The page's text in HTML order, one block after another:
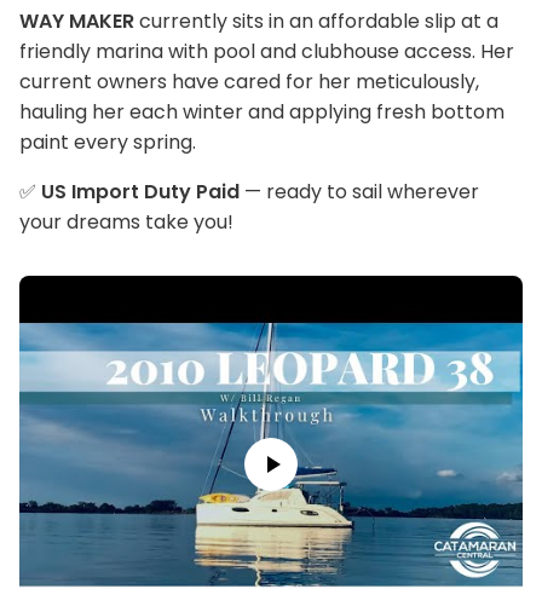
WAY MAKERcurrently sits in an affordable slip at a
friendly marina with pool and clubhouse access. Her
current owners have cared for her meticulously,
hauling her each winter and applying fresh bottom
paint every spring.
✅ US Import Duty Paid — ready to sail wherever
your dreams take you!